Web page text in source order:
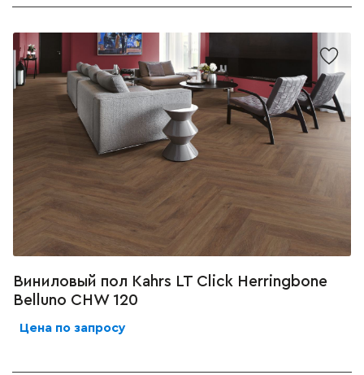
Виниловый пол Kahrs LT Click Herringbone
Belluno CHW 120
Цена по запросу